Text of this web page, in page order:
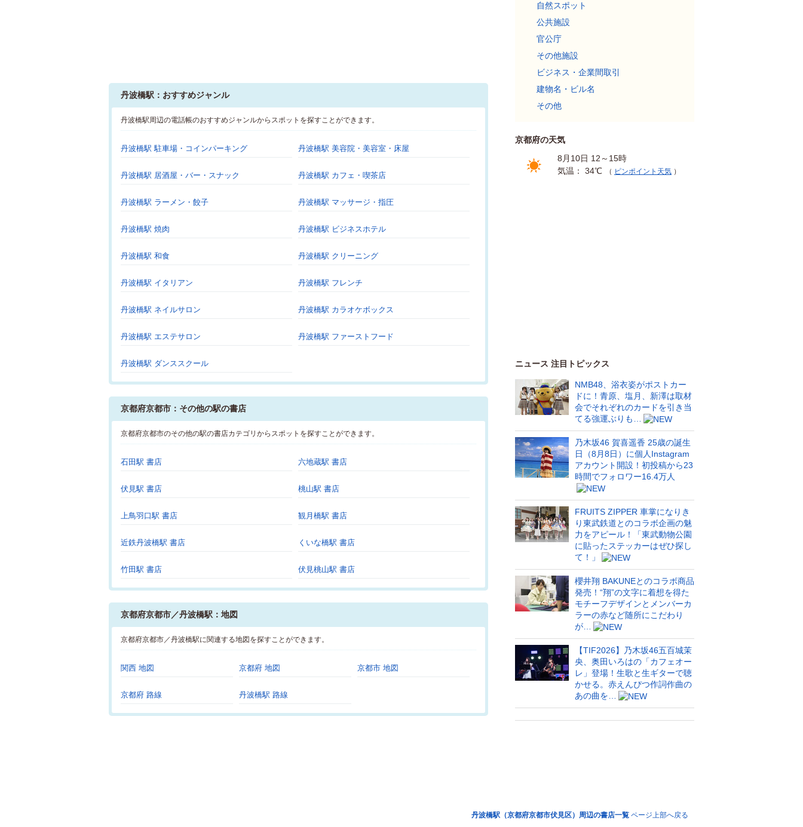
丹波橋駅：おすすめジャンル
丹波橋駅周辺の電話帳のおすすめジャンルからスポットを探すことができます。
丹波橋駅 駐車場・コインパーキング 丹波橋駅 美容院・美容室・床屋
丹波橋駅 居酒屋・バー・スナック 丹波橋駅 カフェ・喫茶店
丹波橋駅 ラーメン・餃子 丹波橋駅 マッサージ・指圧
丹波橋駅 焼肉 丹波橋駅 ビジネスホテル
丹波橋駅 和食 丹波橋駅 クリーニング
丹波橋駅 イタリアン 丹波橋駅 フレンチ
丹波橋駅 ネイルサロン 丹波橋駅 カラオケボックス
丹波橋駅 エステサロン 丹波橋駅 ファーストフード
丹波橋駅 ダンススクール
京都府京都市：その他の駅の書店
京都府京都市のその他の駅の書店カテゴリからスポットを探すことができます。
石田駅 書店 六地蔵駅 書店
伏見駅 書店 桃山駅 書店
上鳥羽口駅 書店 観月橋駅 書店
近鉄丹波橋駅 書店 くいな橋駅 書店
竹田駅 書店 伏見桃山駅 書店
京都府京都市／丹波橋駅：地図
京都府京都市／丹波橋駅に関連する地図を探すことができます。
関西 地図 京都府 地図 京都市 地図
京都府 路線 丹波橋駅 路線
自然スポット
公共施設
官公庁
その他施設
ビジネス・企業間取引
建物名・ビル名
その他
京都府の天気
8月10日 12～15時
気温： 34℃
（ ピンポイント天気 ）
ニュース 注目トピックス
NMB48、浴衣姿がポストカー
ドに！青原、塩月、新澤は取材
会でそれぞれのカードを引き当
てる強運ぶりも…
乃木坂46 賀喜遥香 25歳の誕生
日（8月8日）に個人Instagram
アカウント開設！初投稿から23
時間でフォロワー16.4万人
FRUITS ZIPPER 車掌になりき
り東武鉄道とのコラボ企画の魅
力をアピール！「東武動物公園
に貼ったステッカーはぜひ探し
て！」
櫻井翔 BAKUNEとのコラボ商品
発売！“翔”の文字に着想を得た
モチーフデザインとメンバーカ
ラーの赤など随所にこだわり
が…
【TIF2026】乃木坂46五百城茉
央、奥田いろはの「カフェオー
レ」登場！生歌と生ギターで聴
かせる。赤えんぴつ作詞作曲の
あの曲を…
丹波橋駅（京都府京都市伏見区）周辺の書店一覧 ページ上部へ戻る